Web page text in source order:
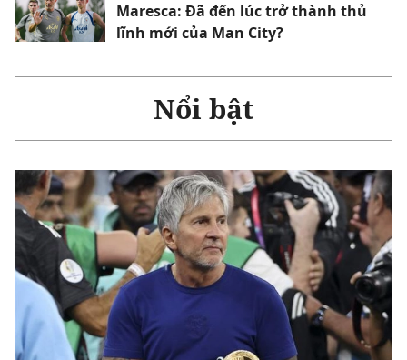
Maresca: Đã đến lúc trở thành thủ
lĩnh mới của Man City?
Nổi bật